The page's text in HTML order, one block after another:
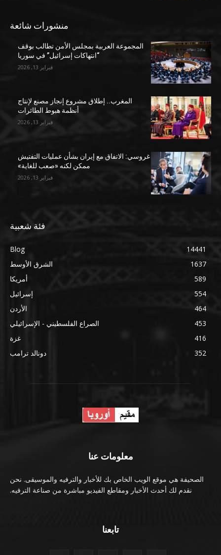
منشورات شائعة
المجموعة العربية بمجلس الأمن تطالب بوقف
“انتهاكات إسرائيل” في سوريا
فبراير 13, 2026
المغرب.. إطلاق مشروع إنجاز مصنع لإنتاج
أنظمة هبوط الطائرات
فبراير 13, 2026
غروسي: الاتفاق مع إيران بشأن عمليات التفتيش
ممكن لكنه «صعب للغاية»
فبراير 13, 2026
فئة شعبية
Blog
14441
الشرق الأوسط
1637
أمريكا
589
إسرائيل
554
الأردن
464
الصراع الفلسطيني - الإسرائيلي
453
غزة
416
دونالد ترامب
352
معلومات عنا
الصحيفة هي موقع الويب الخاص بك للأخبار والترفيه والموسيقى. نحن
نقدم لك أحدث الأخبار ومقاطع الفيديو مباشرة من صناعة الترفيه.
تابعنا